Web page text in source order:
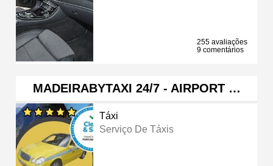
255 avaliações
9 comentários
MADEIRABYTAXI 24/7 - AIRPORT …
Táxi
Serviço De Táxis